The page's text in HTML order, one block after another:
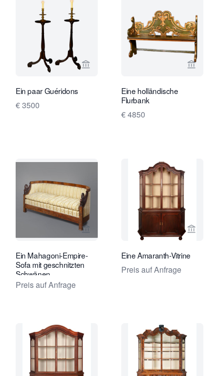
Verkaeuferseite von Limburg
Ein paar Guéridons
€ 3500
Eine holländische
Flurbank
€ 4850
Verkaeuferseite von Daatselaar Fine
Ein Mahagoni-Empire-
Sofa mit geschnitzten
Schwänen
Preis auf Anfrage
Eine Amaranth-Vitrine
Preis auf Anfrage